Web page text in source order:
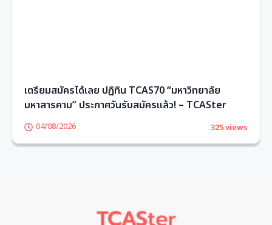
เตรียมสมัครได้เลย ปฏิทิน TCAS70 “มหาวิทยาลัย
มหาสารคาม” ประกาศวันรับสมัครแล้ว! – TCASter
04/08/2026 325 views